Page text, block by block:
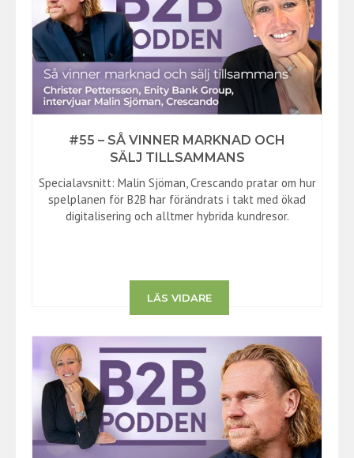
#55 – SÅ VINNER MARKNAD OCH
SÄLJ TILLSAMMANS
Specialavsnitt: Malin Sjöman, Crescando pratar om hur
spelplanen för B2B har förändrats i takt med ökad
digitalisering och alltmer hybrida kundresor.
LÄS VIDARE